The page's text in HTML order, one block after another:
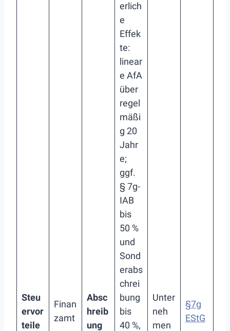
Steu
ervor
teile
Finan
zamt
Absc
hreib
ung
erlich
e
Effek
te:
linear
e AfA
über
regel
mäßi
g 20
Jahr
e;
ggf.
§ 7g-
IAB
bis
50 %
und
Sond
erabs
chrei
bung
bis
40 %,
Unter
neh
men
§7g
EStG